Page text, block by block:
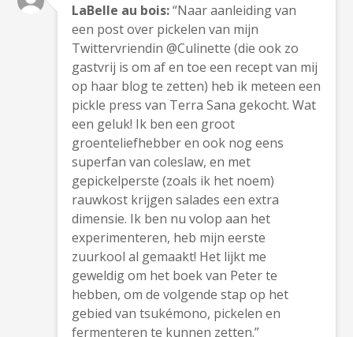
LaBelle au bois:“Naar aanleiding van
een post over pickelen van mijn
Twittervriendin @Culinette (die ook zo
gastvrij is om af en toe een recept van mij
op haar blog te zetten) heb ik meteen een
pickle press van Terra Sana gekocht. Wat
een geluk! Ik ben een groot
groenteliefhebber en ook nog eens
superfan van coleslaw, en met
gepickelperste (zoals ik het noem)
rauwkost krijgen salades een extra
dimensie. Ik ben nu volop aan het
experimenteren, heb mijn eerste
zuurkool al gemaakt! Het lijkt me
geweldig om het boek van Peter te
hebben, om de volgende stap op het
gebied van tsukémono, pickelen en
fermenteren te kunnen zetten.”